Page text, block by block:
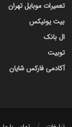
تعمیرات موبایل تهران
بیت یونیکس
ال بانک
توبیت
آکادمی فارکس شایان